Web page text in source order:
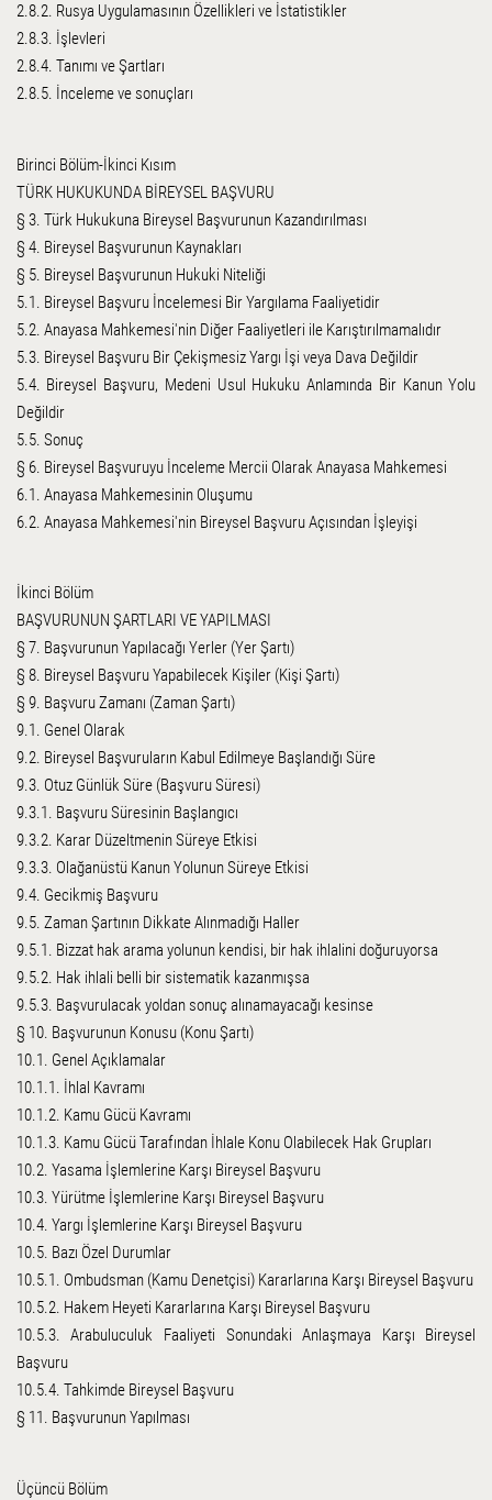
2.8.2. Rusya Uygulamasının Özellikleri ve İstatistikler
2.8.3. İşlevleri
2.8.4. Tanımı ve Şartları
2.8.5. İnceleme ve sonuçları
Birinci Bölüm-İkinci Kısım
TÜRK HUKUKUNDA BİREYSEL BAŞVURU
§ 3. Türk Hukukuna Bireysel Başvurunun Kazandırılması
§ 4. Bireysel Başvurunun Kaynakları
§ 5. Bireysel Başvurunun Hukuki Niteliği
5.1. Bireysel Başvuru İncelemesi Bir Yargılama Faaliyetidir
5.2. Anayasa Mahkemesi'nin Diğer Faaliyetleri ile Karıştırılmamalıdır
5.3. Bireysel Başvuru Bir Çekişmesiz Yargı İşi veya Dava Değildir
5.4. Bireysel Başvuru, Medeni Usul Hukuku Anlamında Bir Kanun Yolu
Değildir
5.5. Sonuç
§ 6. Bireysel Başvuruyu İnceleme Mercii Olarak Anayasa Mahkemesi
6.1. Anayasa Mahkemesinin Oluşumu
6.2. Anayasa Mahkemesi'nin Bireysel Başvuru Açısından İşleyişi
İkinci Bölüm
BAŞVURUNUN ŞARTLARI VE YAPILMASI
§ 7. Başvurunun Yapılacağı Yerler (Yer Şartı)
§ 8. Bireysel Başvuru Yapabilecek Kişiler (Kişi Şartı)
§ 9. Başvuru Zamanı (Zaman Şartı)
9.1. Genel Olarak
9.2. Bireysel Başvuruların Kabul Edilmeye Başlandığı Süre
9.3. Otuz Günlük Süre (Başvuru Süresi)
9.3.1. Başvuru Süresinin Başlangıcı
9.3.2. Karar Düzeltmenin Süreye Etkisi
9.3.3. Olağanüstü Kanun Yolunun Süreye Etkisi
9.4. Gecikmiş Başvuru
9.5. Zaman Şartının Dikkate Alınmadığı Haller
9.5.1. Bizzat hak arama yolunun kendisi, bir hak ihlalini doğuruyorsa
9.5.2. Hak ihlali belli bir sistematik kazanmışsa
9.5.3. Başvurulacak yoldan sonuç alınamayacağı kesinse
§ 10. Başvurunun Konusu (Konu Şartı)
10.1. Genel Açıklamalar
10.1.1. İhlal Kavramı
10.1.2. Kamu Gücü Kavramı
10.1.3. Kamu Gücü Tarafından İhlale Konu Olabilecek Hak Grupları
10.2. Yasama İşlemlerine Karşı Bireysel Başvuru
10.3. Yürütme İşlemlerine Karşı Bireysel Başvuru
10.4. Yargı İşlemlerine Karşı Bireysel Başvuru
10.5. Bazı Özel Durumlar
10.5.1. Ombudsman (Kamu Denetçisi) Kararlarına Karşı Bireysel Başvuru
10.5.2. Hakem Heyeti Kararlarına Karşı Bireysel Başvuru
10.5.3. Arabuluculuk Faaliyeti Sonundaki Anlaşmaya Karşı Bireysel
Başvuru
10.5.4. Tahkimde Bireysel Başvuru
§ 11. Başvurunun Yapılması
Üçüncü Bölüm